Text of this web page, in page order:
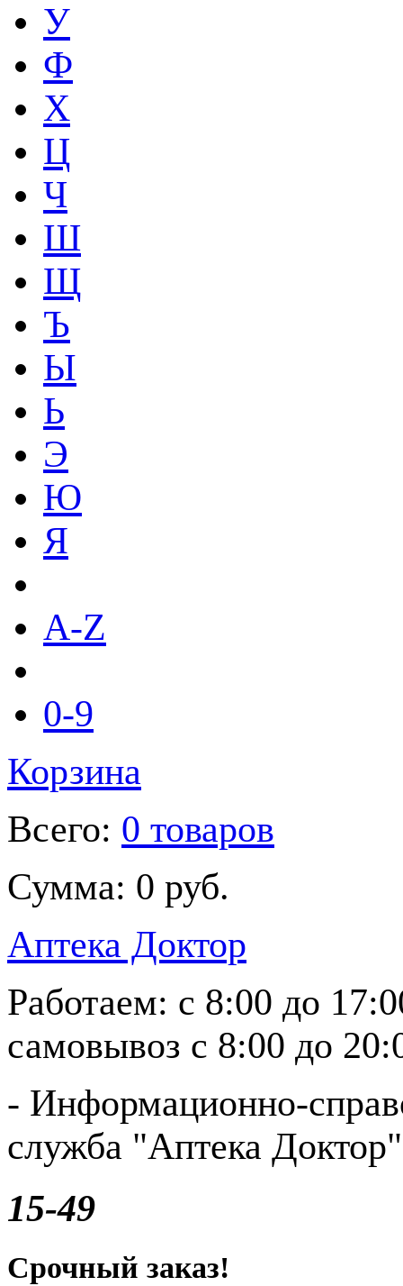
У
Ф
Х
Ц
Ч
Ш
Щ
Ъ
Ы
Ь
Э
Ю
Я
A-Z
0-9
Корзина
Всего: 0 товаров
Сумма: 0 руб.
Аптека Доктор
Работаем: с 8:00 до
самовывоз с 8:00 до
- Информационно-
служба "Аптека
15-49
Срочный заказ!